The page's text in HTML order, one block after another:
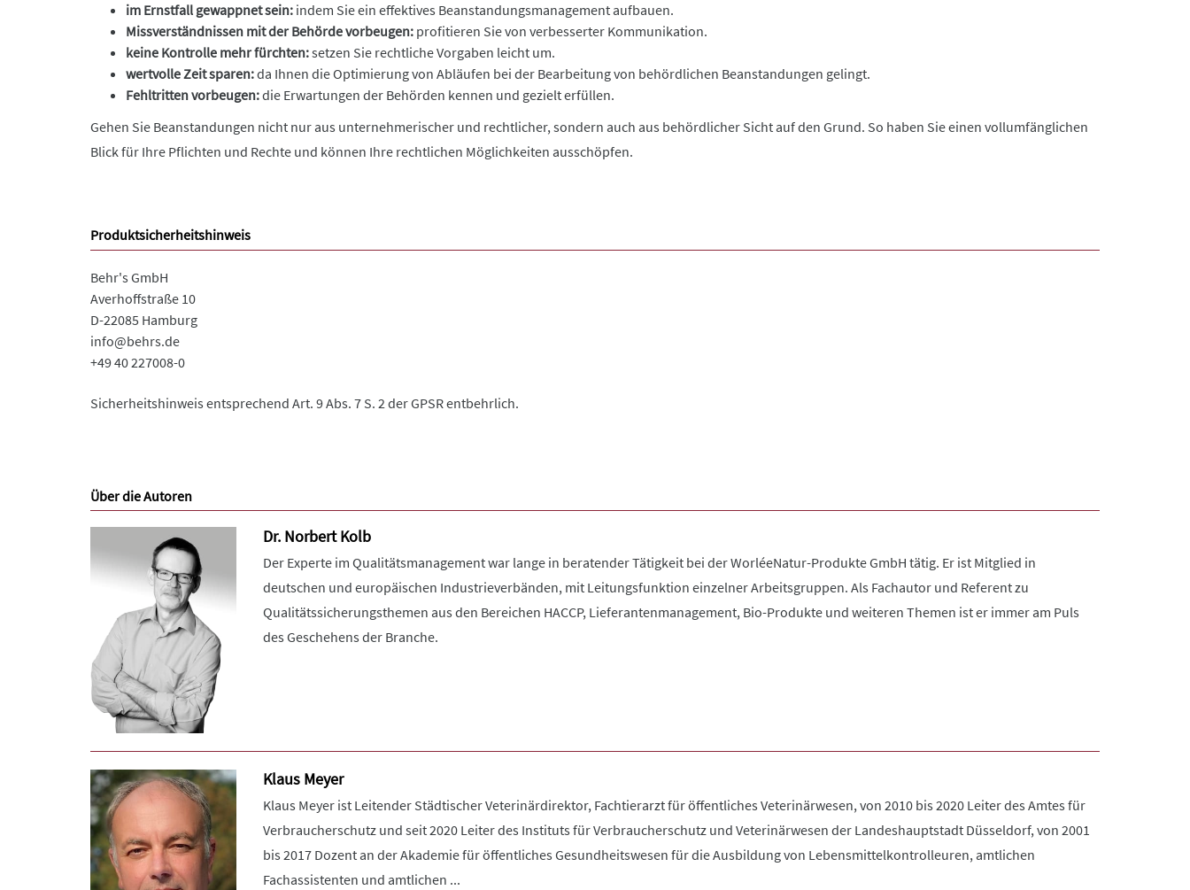
im Ernstfall gewappnet sein: indem Sie ein effektives Beanstandungsmanagement aufbauen.
Missverständnissen mit der Behörde vorbeugen: profitieren Sie von verbesserter Kommunikation.
keine Kontrolle mehr fürchten:setzen Sie rechtliche Vorgaben leicht um.
wertvolle Zeit sparen:da Ihnen die Optimierung von Abläufen bei der Bearbeitung von behördlichen Beanstandungen gelingt.
Fehltritten vorbeugen:die Erwartungen der Behörden kennen und gezielt erfüllen.
Gehen Sie Beanstandungen nicht nur aus unternehmerischer und rechtlicher, sondern auch aus behördlicher Sicht auf den Grund. So haben Sie einen vollumfänglichen
Blick für Ihre Pflichten und Rechte und können Ihre rechtlichen Möglichkeiten ausschöpfen.
Produktsicherheitshinweis
Behr's GmbH
Averhoffstraße 10
D-22085 Hamburg
info@behrs.de
+49 40 227008-0
Sicherheitshinweis entsprechend Art. 9 Abs. 7 S. 2 der GPSR entbehrlich.
Über die Autoren
Dr. Norbert Kolb
Der Experte im Qualitätsmanagement war lange in beratender Tätigkeit bei der WorléeNatur-Produkte GmbH tätig. Er ist Mitglied in
deutschen und europäischen Industrieverbänden, mit Leitungsfunktion einzelner Arbeitsgruppen. Als Fachautor und Referent zu
Qualitätssicherungsthemen aus den Bereichen HACCP, Lieferantenmanagement, Bio-Produkte und weiteren Themen ist er immer am Puls
des Geschehens der Branche.
Klaus Meyer
Klaus Meyer ist Leitender Städtischer Veterinärdirektor, Fachtierarzt für öffentliches Veterinärwesen, von 2010 bis 2020 Leiter des Amtes für
Verbraucherschutz und seit 2020 Leiter des Instituts für Verbraucherschutz und Veterinärwesen der Landeshauptstadt Düsseldorf, von 2001
bis 2017 Dozent an der Akademie für öffentliches Gesundheitswesen für die Ausbildung von Lebensmittelkontrolleuren, amtlichen
Fachassistenten und amtlichen ...